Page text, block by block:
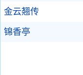
金云翘传
锦香亭